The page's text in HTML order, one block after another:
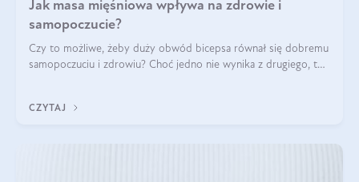
Jak masa mięśniowa wpływa na zdrowie i
samopoczucie?
Czy to możliwe, żeby duży obwód bicepsa równał się dobremu
samopoczuciu i zdrowiu? Choć jedno nie wynika z drugiego, to
wyjaśnimy.
CZYTAJ